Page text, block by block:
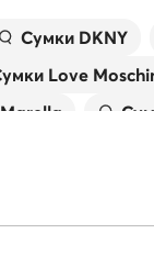
Сумки DKNY
Love